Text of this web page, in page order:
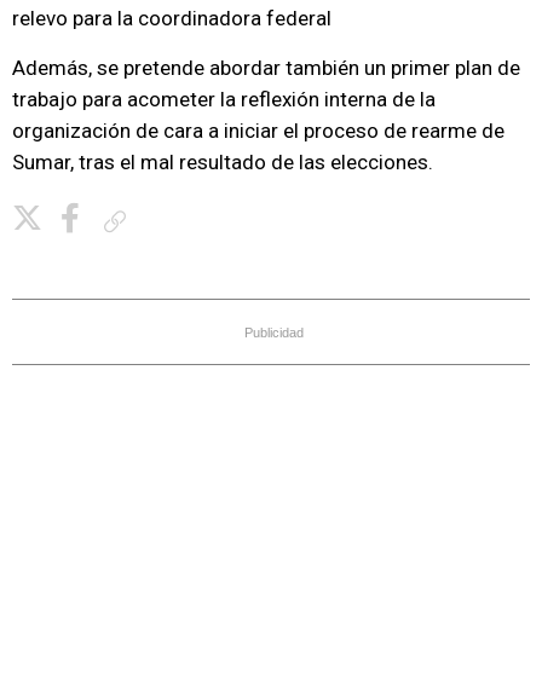
relevo para la coordinadora federal
Además, se pretende abordar también un primer plan de
trabajo para acometer la reflexión interna de la
organización de cara a iniciar el proceso de rearme de
Sumar, tras el mal resultado de las elecciones.
Publicidad